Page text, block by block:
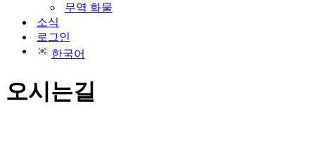
무역 화물
소식
로그인
한국어
오시는길